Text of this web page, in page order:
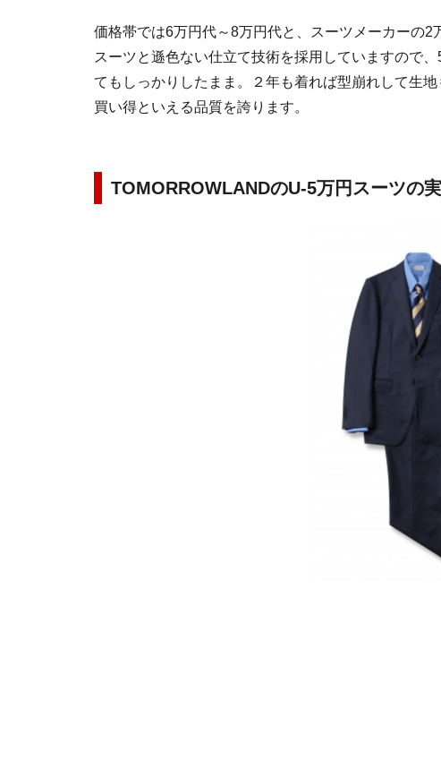
価格帯では6万円代～8万円代と、スーツメーカーの
スーツと遜色ない仕立て技術を採用していますので
てもしっかりしたまま。２年も着れば型崩れして生
買い得といえる品質を誇ります。
TOMORROWLANDのU-5万円スーツの